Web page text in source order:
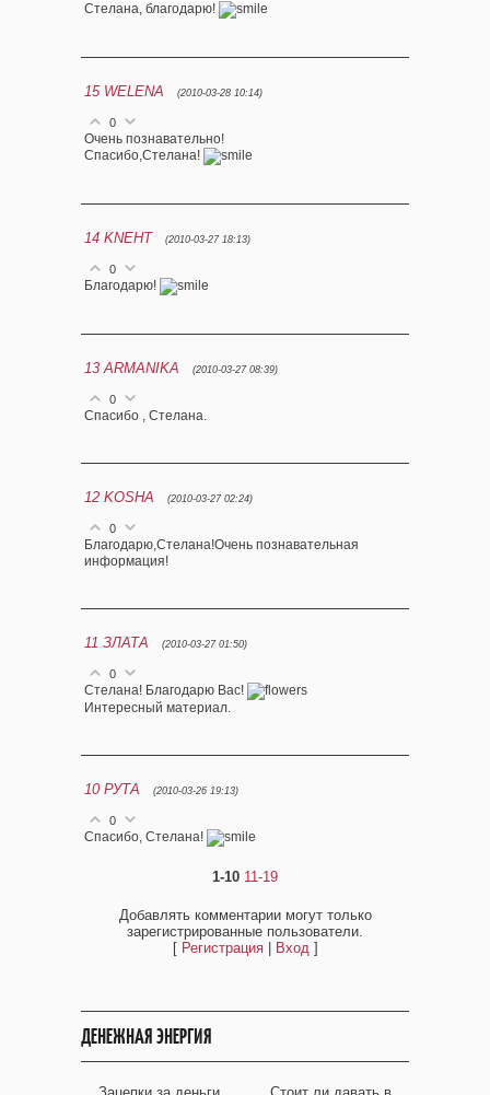
Стелана, благодарю!
15 WELENA (2010-03-28 10:14)
0
Очень познавательно!
Спасибо,Стелана!
14 KNEHT (2010-03-27 18:13)
0
Благодарю!
13 ARMANIKA (2010-03-27 08:39)
0
Спасибо , Стелана.
12 KOSHA (2010-03-27 02:24)
0
Благодарю,Стелана!Очень познавательная
информация!
11 ЗЛАТА (2010-03-27 01:50)
0
Стелана! Благодарю Вас!
Интересный материал.
10 РУТА (2010-03-26 19:13)
0
Спасибо, Стелана!
1-10 11-19
Добавлять комментарии могут только
зарегистрированные пользователи.
[ Регистрация| Вход]
ДЕНЕЖНАЯ ЭНЕРГИЯ